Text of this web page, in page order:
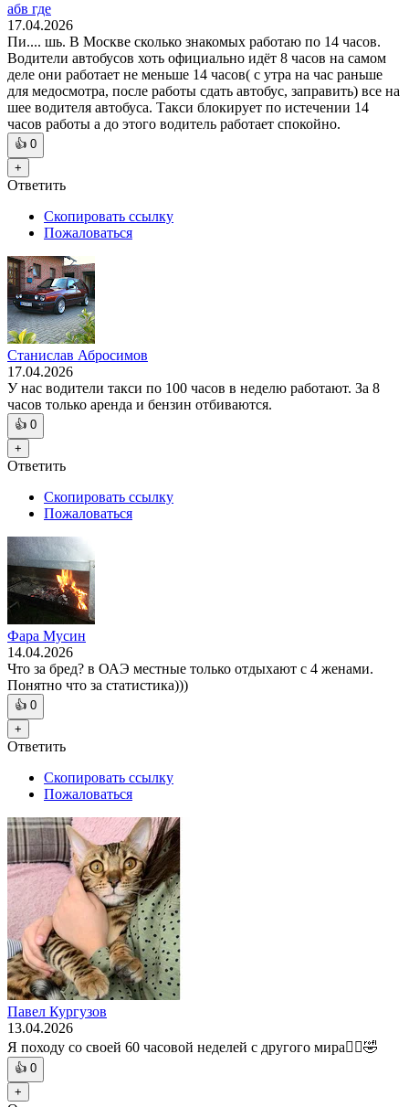
абв где
17.04.2026
Пи.... шь. В Москве сколько знакомых работаю по 14 часов.
Водители автобусов хоть официально идёт 8 часов на самом
деле они работает не меньше 14 часов( с утра на час раньше
для медосмотра, после работы сдать автобус, заправить) все на
шее водителя автобуса. Такси блокирует по истечении 14
часов работы а до этого водитель работает спокойно.
👍 0
+
Ответить
Скопировать ссылку
Пожаловаться
Станислав Абросимов
17.04.2026
У нас водители такси по 100 часов в неделю работают. За 8
часов только аренда и бензин отбиваются.
👍 0
+
Ответить
Скопировать ссылку
Пожаловаться
Фара Мусин
14.04.2026
Что за бред? в ОАЭ местные только отдыхают с 4 женами.
Понятно что за статистика)))
👍 0
+
Ответить
Скопировать ссылку
Пожаловаться
Павел Кургузов
13.04.2026
Я походу со своей 60 часовой неделей с другого мира🤷‍♂️🤣
👍 0
+